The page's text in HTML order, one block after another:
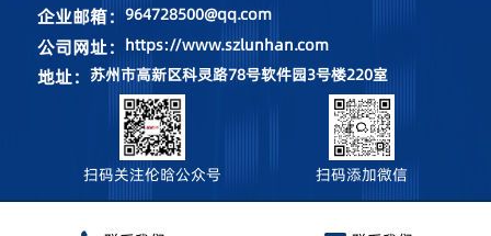
企业邮箱： 964728500@qq.com
公司网址： https://www.szlunhan.com
地址： 苏州市高新区科灵路78号软件园3号楼220室
扫码关注伦晗公众号
扫码添加微信